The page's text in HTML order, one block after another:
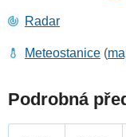
Radar
Meteostanice (
Podrobná